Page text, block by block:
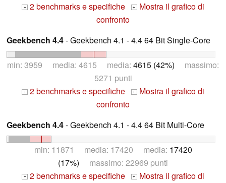
+ 2 benchmarks e specifiche + Mostra il grafico di
confronto
Geekbench 4.4- Geekbench 4.1 - 4.4 64 Bit Single-Core
min: 3959 media: 4615 media: 4615 (42%) massimo:
5271 punti
+ 2 benchmarks e specifiche + Mostra il grafico di
confronto
Geekbench 4.4- Geekbench 4.1 - 4.4 64 Bit Multi-Core
min: 11871 media: 17420 media: 17420
(17%) massimo: 22969 punti
+ 2 benchmarks e specifiche + Mostra il grafico di